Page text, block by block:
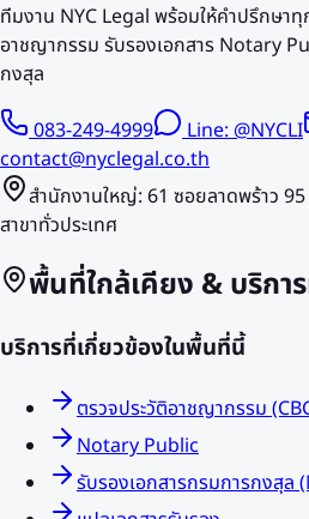
ทีมงาน NYC Legal พร้อมให้คำปรึกษาทุ
อาชญากรรม รับรองเอกสาร Notary
กงสุล
083-249-4999
Line: @NYCLI
contact@nyclegal.co.th
สำนักงานใหญ่: 61 ซอยลาดพร้าว
สาขาทั่วประเทศ
พื้นที่ใกล้เคียง & บริกา
บริการที่เกี่ยวข้องในพื้นที่นี้
ตรวจประวัติอาชญากรรม
Notary Public
รับรองเอกสารกรมการกงสุล